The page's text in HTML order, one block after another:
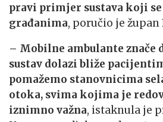
pravi primjer sustava koji
građanima, poručio je župan
– Mobilne ambulante znače
sustav dolazi bliže
pomažemo stanovnicima
otoka, svima kojima je
iznimno važna, istaknula je